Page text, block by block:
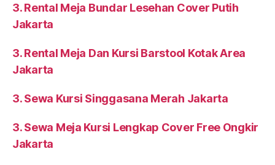
3. Rental Meja Bundar Lesehan Cover Putih
Jakarta
3. Rental Meja Dan Kursi Barstool Kotak Area
Jakarta
3. Sewa Kursi Singgasana Merah Jakarta
3. Sewa Meja Kursi Lengkap Cover Free Ongkir
Jakarta